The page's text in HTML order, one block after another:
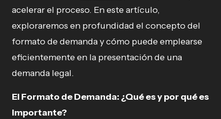
acelerar el proceso. En este artículo,
exploraremos en profundidad el concepto del
formato de demanda y cómo puede emplearse
eficientemente en la presentación de una
demanda legal.
El Formato de Demanda: ¿Qué es y por qué es
importante?